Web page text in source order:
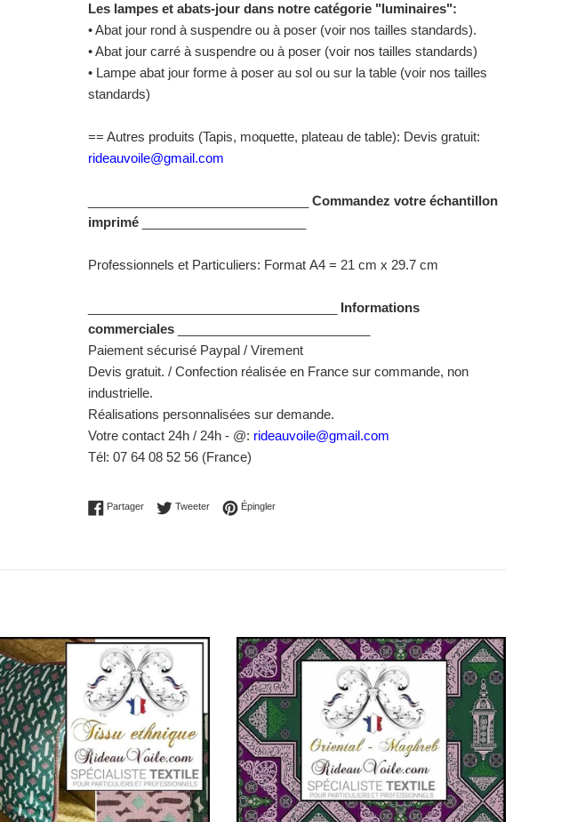
Les lampes et abats-jour dans notre catégorie "luminaires":
• Abat jour rond à suspendre ou à poser (voir nos tailles standards).
• Abat jour carré à suspendre ou à poser (voir nos tailles standards)
• Lampe abat jour forme à poser au sol ou sur la table (voir nos tailles
standards)
== Autres produits (Tapis, moquette, plateau de table): Devis gratuit:
rideauvoile@gmail.com
Commandez votre échantillon
imprimé
Professionnels et Particuliers: Format A4 = 21 cm x 29.7 cm
Informations
commerciales
Paiement sécurisé Paypal / Virement
Devis gratuit. / Confection réalisée en France sur commande, non
industrielle.
Réalisations personnalisées sur demande.
Votre contact 24h / 24h - @: rideauvoile@gmail.com
Tél: 07 64 08 52 56 (France)
PartagerPartager sur Facebook
TweeterTweeter sur Twitter
ÉpinglerÉpingler sur Pinterest